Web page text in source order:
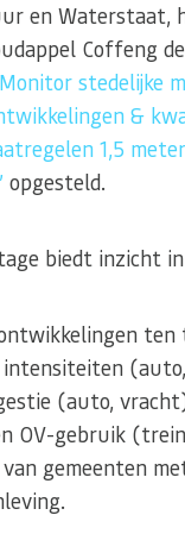
en Waterstaat,
Coffeng de
stedelijke
&
1,5 meter
opgesteld.
biedt inzicht
ten
intensiteiten
(auto,
OV-gebruik
gemeenten